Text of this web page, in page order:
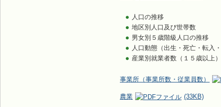
人口の推移
地区別人口及び世帯数
男女別５歳階級人口の推移
人口動態（出生・死亡・転入
産業別就業者数（１５歳以上）
事業所（事業所数・従業員数）
農業 (33KB)